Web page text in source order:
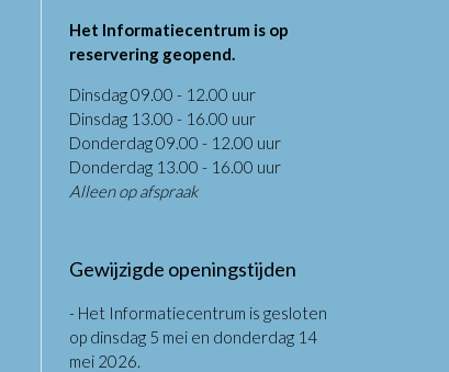
Het Informatiecentrum is op
reservering geopend.
Dinsdag 09.00 - 12.00 uur
Dinsdag 13.00 - 16.00 uur
Donderdag 09.00 - 12.00 uur
Donderdag 13.00 - 16.00 uur
Alleen op afspraak
Gewijzigde openingstijden
- Het Informatiecentrum is gesloten
op dinsdag 5 mei en donderdag 14
mei 2026.